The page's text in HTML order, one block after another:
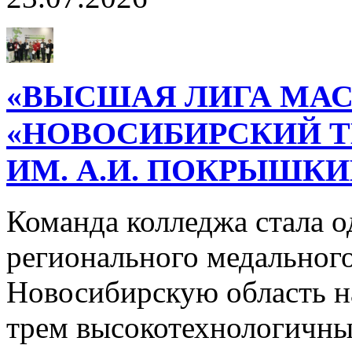
«ВЫСШАЯ ЛИГА
«НОВОСИБИРСКИЙ
ИМ. А.И.
Команда колледжа стала
регионального
Новосибирскую область
трем